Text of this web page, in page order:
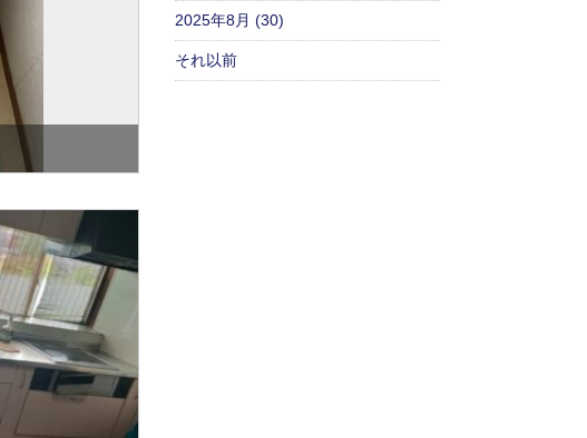
2025年8月 (30)
それ以前